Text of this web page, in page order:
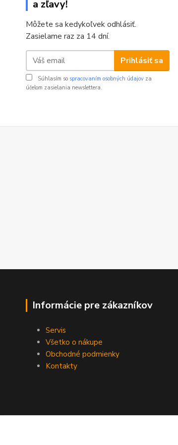
a zľavy!
Môžete sa kedykoľvek odhlásiť.
Zasielame raz za 14 dní.
Prihlásiť sa
Súhlasím so spracovaním osobných údajov za
účelom zasielania newslettera.
Informácie pre zákazníkov
Servis
Všetko o nákupe
Obchodné podmienky
Kontakty